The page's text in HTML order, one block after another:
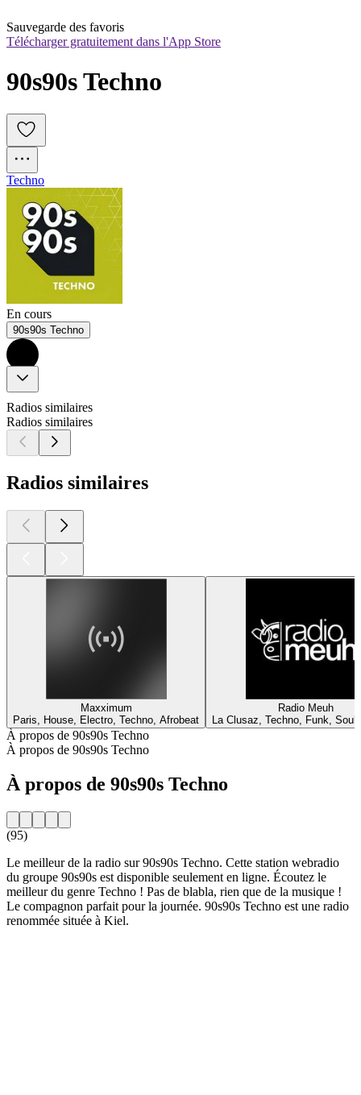
Sauvegarde des favoris
Télécharger gratuitement dans l'App Store
90s90s Techno
Techno
En cours
90s90s Techno
Radios similaires
Radios similaires
Radios similaires
Maxximum
Paris, House, Electro, Techno, Afrobeat
Radio Meuh
La Clusaz, Techno, Funk,
À propos de 90s90s Techno
À propos de 90s90s Techno
À propos de 90s90s Techno
(95)
Le meilleur de la radio sur 90s90s Techno. Cette station webradio
du groupe 90s90s est disponible seulement en ligne. Écoutez le
meilleur du genre Techno ! Pas de blabla, rien que de la musique !
Le compagnon parfait pour la journée. 90s90s Techno est une radio
renommée située à Kiel.